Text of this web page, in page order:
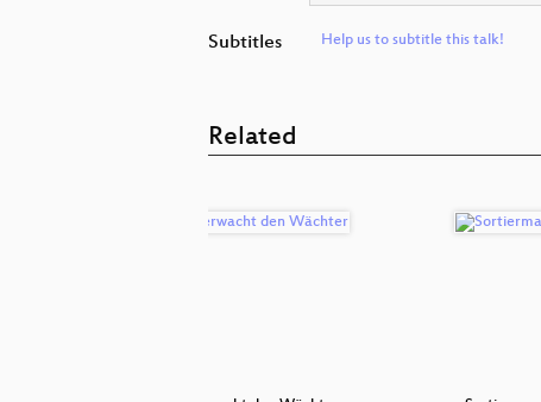
Subtitles Help us to subtitle this talk!
Related